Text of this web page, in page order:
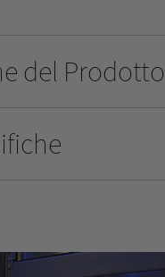
del Prodotto